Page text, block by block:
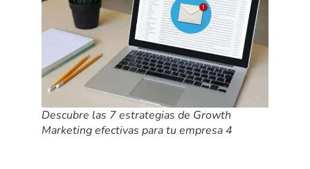
Descubre las 7 estrategias de Growth
Marketing efectivas para tu empresa 4